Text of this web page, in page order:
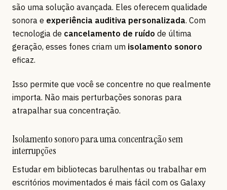
são uma solução avançada. Eles oferecem qualidade
sonora e experiência auditiva personalizada. Com
tecnologia de cancelamento de ruído de última
geração, esses fones criam um isolamento sonoro
eficaz.
Isso permite que você se concentre no que realmente
importa. Não mais perturbações sonoras para
atrapalhar sua concentração.
Isolamento sonoro para uma concentração sem
interrupções
Estudar em bibliotecas barulhentas ou trabalhar em
escritórios movimentados é mais fácil com os Galaxy